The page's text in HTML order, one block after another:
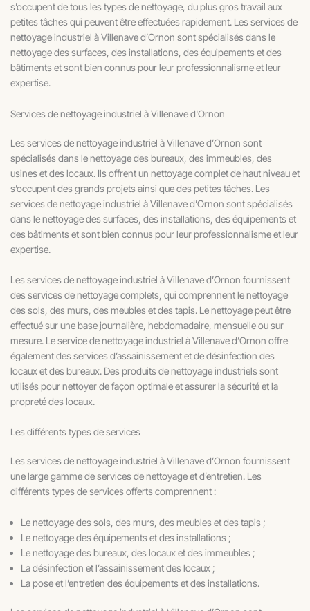
s’occupent de tous les types de nettoyage, du plus gros travail aux
petites tâches qui peuvent être effectuées rapidement. Les services de
nettoyage industriel à Villenave d’Ornon sont spécialisés dans le
nettoyage des surfaces, des installations, des équipements et des
bâtiments et sont bien connus pour leur professionnalisme et leur
expertise.
Services de nettoyage industriel à Villenave d'Ornon
Les services de nettoyage industriel à Villenave d’Ornon sont
spécialisés dans le nettoyage des bureaux, des immeubles, des
usines et des locaux. Ils offrent un nettoyage complet de haut niveau et
s’occupent des grands projets ainsi que des petites tâches. Les
services de nettoyage industriel à Villenave d’Ornon sont spécialisés
dans le nettoyage des surfaces, des installations, des équipements et
des bâtiments et sont bien connus pour leur professionnalisme et leur
expertise.
Les services de nettoyage industriel à Villenave d’Ornon fournissent
des services de nettoyage complets, qui comprennent le nettoyage
des sols, des murs, des meubles et des tapis. Le nettoyage peut être
effectué sur une base journalière, hebdomadaire, mensuelle ou sur
mesure. Le service de nettoyage industriel à Villenave d’Ornon offre
également des services d’assainissement et de désinfection des
locaux et des bureaux. Des produits de nettoyage industriels sont
utilisés pour nettoyer de façon optimale et assurer la sécurité et la
propreté des locaux.
Les différents types de services
Les services de nettoyage industriel à Villenave d’Ornon fournissent
une large gamme de services de nettoyage et d’entretien. Les
différents types de services offerts comprennent :
Le nettoyage des sols, des murs, des meubles et des tapis ;
Le nettoyage des équipements et des installations ;
Le nettoyage des bureaux, des locaux et des immeubles ;
La désinfection et l’assainissement des locaux ;
La pose et l’entretien des équipements et des installations.